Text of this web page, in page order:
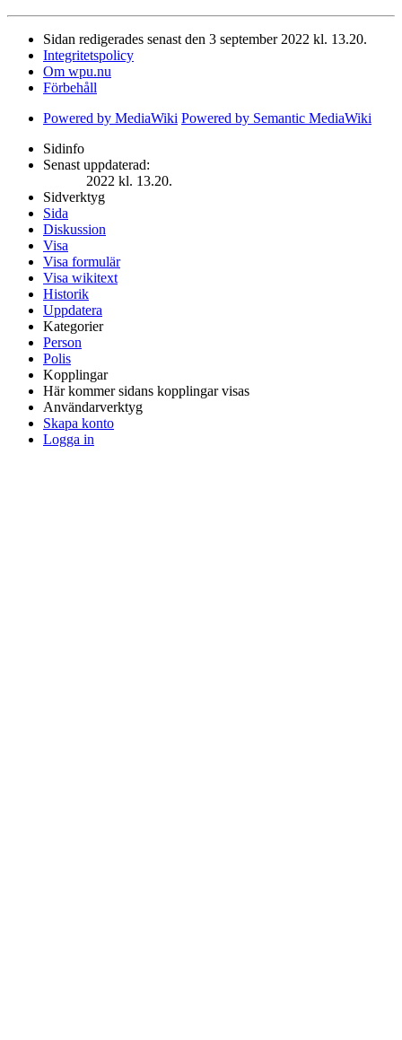
Sidan redigerades senast den 3 september 2022 kl. 13.20.
Integritetspolicy
Om wpu.nu
Förbehåll
Powered by MediaWiki Powered by Semantic MediaWiki
Sidinfo
Senast uppdaterad:
2022 kl. 13.20.
Sidverktyg
Sida
Diskussion
Visa
Visa formulär
Visa wikitext
Historik
Uppdatera
Kategorier
Person
Polis
Kopplingar
Här kommer sidans kopplingar visas
Användarverktyg
Skapa konto
Logga in